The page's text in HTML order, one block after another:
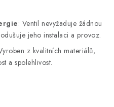
: Ventil nevyžaduje žádnou
jeho instalaci a provoz.
z kvalitních materiálů,
a spolehlivost.